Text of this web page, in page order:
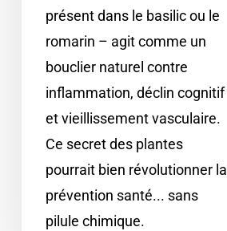
présent dans le basilic ou le
romarin – agit comme un
bouclier naturel contre
inflammation, déclin cognitif
et vieillissement vasculaire.
Ce secret des plantes
pourrait bien révolutionner la
prévention santé... sans
pilule chimique.